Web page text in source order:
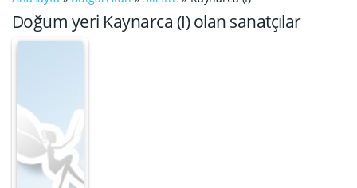
Doğum yeri Kaynarca (I) olan sanatçılar